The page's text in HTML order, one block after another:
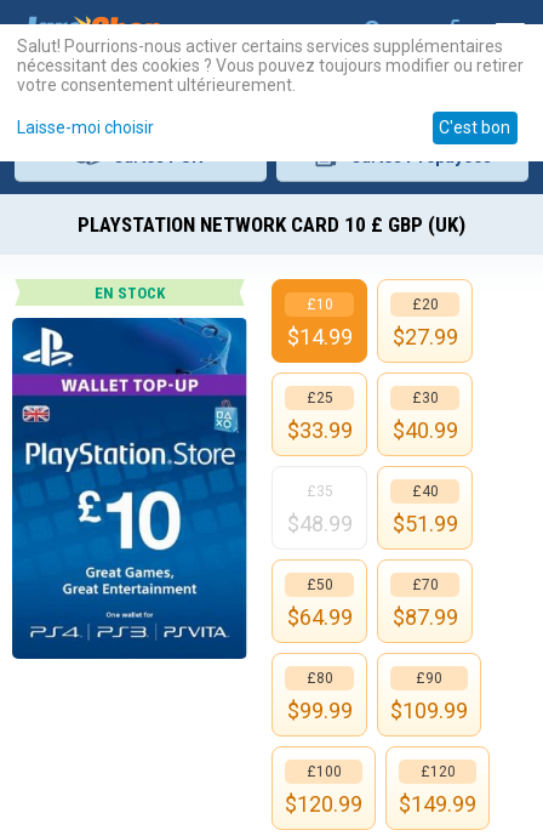
PLAYSTATION NETWORK CARD 10 £ GBP (UK)
EN STOCK
£10
$14.99
£20
$27.99
£25
$33.99
£30
$40.99
£35
$48.99
£40
$51.99
£50
$64.99
£70
$87.99
£80
$99.99
£90
$109.99
£100
$120.99
£120
$149.99
Salut! Pourrions-nous activer certains services supplémentaires
nécessitant des cookies ? Vous pouvez toujours modifier ou retirer
votre consentement ultérieurement.
Laisse-moi choisir C'est bon